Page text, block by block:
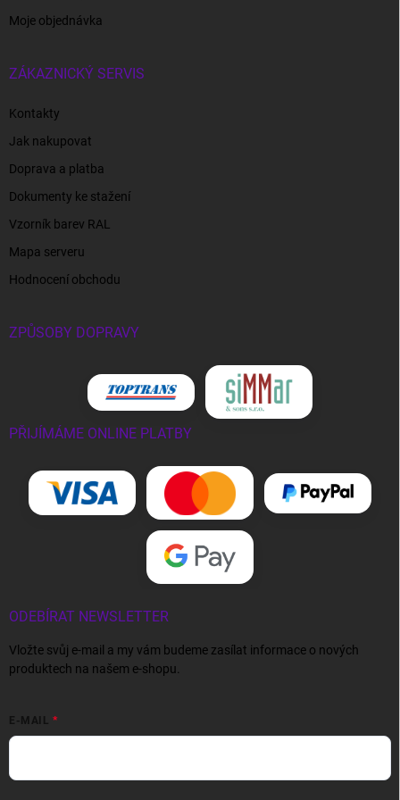
Moje objednávka
ZÁKAZNICKÝ SERVIS
Kontakty
Jak nakupovat
Doprava a platba
Dokumenty ke stažení
Vzorník barev RAL
Mapa serveru
Hodnocení obchodu
ZPŮSOBY DOPRAVY
PŘIJÍMÁME ONLINE PLATBY
ODEBÍRAT NEWSLETTER
Vložte svůj e-mail a my vám budeme zasílat informace o nových
produktech na našem e-shopu.
E-MAIL